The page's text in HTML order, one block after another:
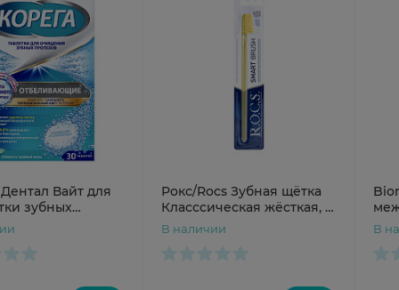
Вайт для
зубных
таблетки
Рокс/Rocs Зубная щётка
Класссическая жёсткая, 1
шт.
В наличии В